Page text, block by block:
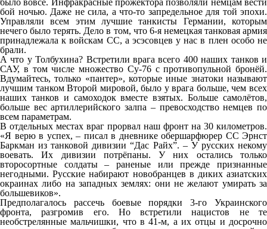
было вовсе. Инфракрасные прожектора позволяли немцам вести
бой ночью. Даже не сила, а что-то запредельное для той эпохи.
Управляли всем этим лучшие танкисты Германии, которым
нечего было терять. Дело в том, что 6-я немецкая танковая армия
принадлежала к войскам СС, а эсэсовцев у нас в плен особо не
брали.
А что у Толбухина? Встретили врага всего 400 наших танков и
САУ, в том числе множество Су-76 с противопульной бронёй.
Вдумайтесь, только «пантер», которые иные знатоки называют
лучшим танком Второй мировой, было у врага больше, чем всех
наших танков и самоходок вместе взятых. Больше самолётов,
больше вес артиллерийского залпа – превосходство немцев по
всем параметрам.
В отдельных местах враг прорвал наш фронт на 30 километров.
«Я верю в успех, – писал в дневнике обершарфюрер СС Эрнст
Баркман из танковой дивизии “Дас Райх”. – У русских некому
воевать. Их дивизии потрёпаны. У них остались только
второсортные солдаты – раненые или прежде признанные
негодными. Русские набирают новобранцев в диких азиатских
окраинах либо на западных землях: они не желают умирать за
большевиков».
Предполагалось рассечь боевые порядки 3-го Украинского
фронта, разгромив его. Но встретили нацистов не те
необстрелянные мальчишки, что в 41-м, а их отцы и досрочно